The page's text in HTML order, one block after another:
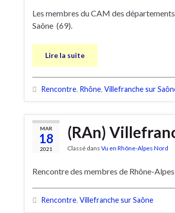
Les membres du CAM des
Saône (69).
Lire la suite
Rencontre, Rhône, Villefranche sur
MAR
18
2021
(RAn)
Classé dans Vu en Rhône-Alpes Nord
Rencontre des membres de Rhône-
Rencontre, Villefranche sur Saône